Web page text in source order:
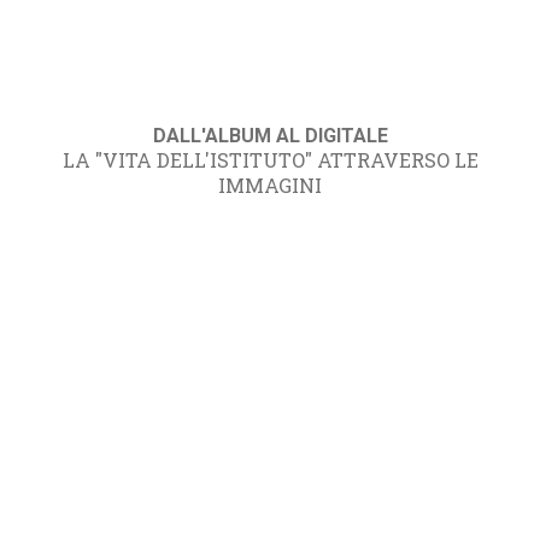
DALL'ALBUM AL DIGITALE
LA "VITA DELL'ISTITUTO" ATTRAVERSO LE
IMMAGINI